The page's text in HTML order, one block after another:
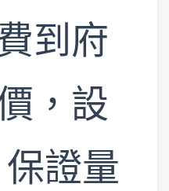
到府
，設
證量